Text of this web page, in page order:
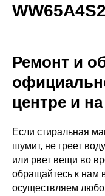
Ремонт и
центре и
Если стиральная
шумит, не греет
или рвет вещи во
обращайтесь к нам
осуществляем